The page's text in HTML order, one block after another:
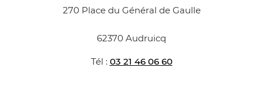
270 Place du Général de Gaulle
62370 Audruicq
Tél : 03 21 46 06 60